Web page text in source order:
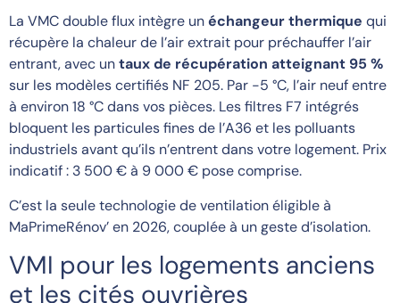
La VMC double flux intègre unéchangeur thermique qui
récupère la chaleur de l’air extrait pour préchauffer l’air
entrant, avec untaux de récupération atteignant 95 %
sur les modèles certifiés NF 205. Par -5 °C, l’air neuf entre
à environ 18 °C dans vos pièces. Les filtres F7 intégrés
bloquent les particules fines de l’A36 et les polluants
industriels avant qu’ils n’entrent dans votre logement. Prix
indicatif : 3 500 € à 9 000 € pose comprise.
C’est la seule technologie de ventilation éligible à
MaPrimeRénov’ en 2026, couplée à un geste d’isolation.
VMI pour les logements anciens
et les cités ouvrières